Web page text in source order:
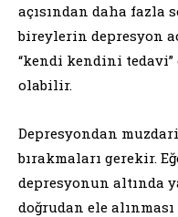
açısından daha
bireylerin depresyon
“kendi kendini tedavi”
olabilir.
Depresyondan
bırakmaları gerekir.
depresyonun altında
doğrudan ele